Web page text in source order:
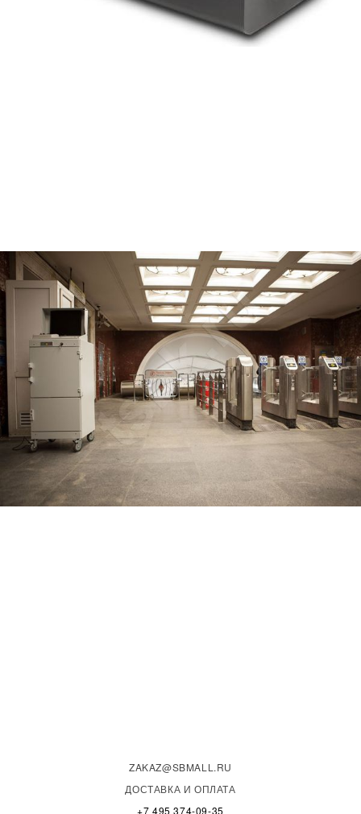
ZAKAZ@SBMALL.RU
ДОСТАВКА И ОПЛАТА
+7 495 374-09-35